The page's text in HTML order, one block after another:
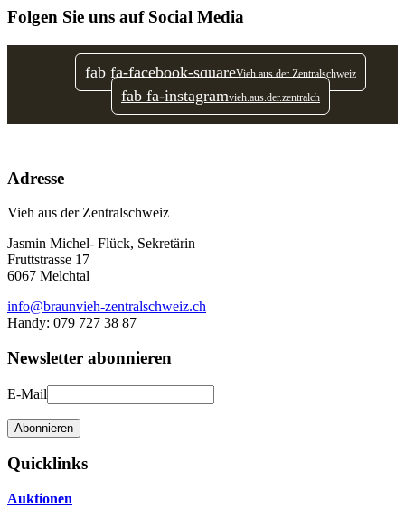
Folgen Sie uns auf Social Media
fab fa-facebook-squareVieh aus der Zentralschweiz
fab fa-instagramvieh.aus.der.zentralch
Adresse
Vieh aus der Zentralschweiz
Jasmin Michel- Flück, Sekretärin
Fruttstrasse 17
6067 Melchtal
info@braunvieh-zentralschweiz.ch
Handy: 079 727 38 87
Newsletter abonnieren
E-Mail
Abonnieren
Quicklinks
Auktionen